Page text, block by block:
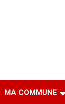
MA COMMUNE